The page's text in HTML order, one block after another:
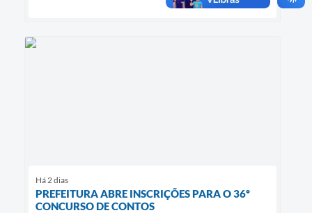
Há 2 dias
PREFEITURA ABRE INSCRIÇÕES PARA O 36º
CONCURSO DE CONTOS